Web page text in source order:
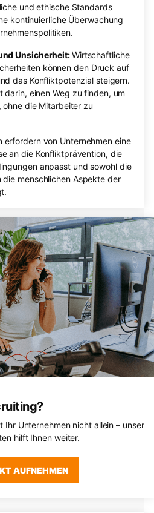
und ethische Standards
kontinuierliche Überwachung
Unsicherheit:Wirtschaftliche
können den Druck auf
das Konfliktpotenzial steigern.
darin, einen Weg zu finden, um
die Mitarbeiter zu
erfordern von Unternehmen eine
an die Konfliktprävention, die
anpasst und sowohl die
menschlichen Aspekte der
Ihr Unternehmen nicht allein – unser
hilft Ihnen weiter.
AUFNEHMEN